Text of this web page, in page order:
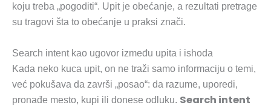
koju treba „pogoditi“. Upit je obećanje, a rezultati pretrage
su tragovi šta to obećanje u praksi znači.
Search intent kao ugovor između upita i ishoda
Kada neko kuca upit, on ne traži samo informaciju o temi,
već pokušava da završi „posao“: da razume, uporedi,
pronađe mesto, kupi ili donese odluku. Search intent